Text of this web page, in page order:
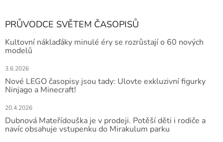
PRŮVODCE SVĚTEM ČASOPISŮ
Kultovní náklaďáky minulé éry se rozrůstají o 60 nových
modelů
3.6.2026
Nové LEGO časopisy jsou tady: Ulovte exkluzivní figurky
Ninjago a Minecraft!
20.4.2026
Dubnová Mateřídouška je v prodeji. Potěší děti i rodiče a
navíc obsahuje vstupenku do Mirakulum parku